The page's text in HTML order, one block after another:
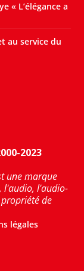
« L’élégance a
au service du
2023
une marque
l'audio, l'audio-
de
légales